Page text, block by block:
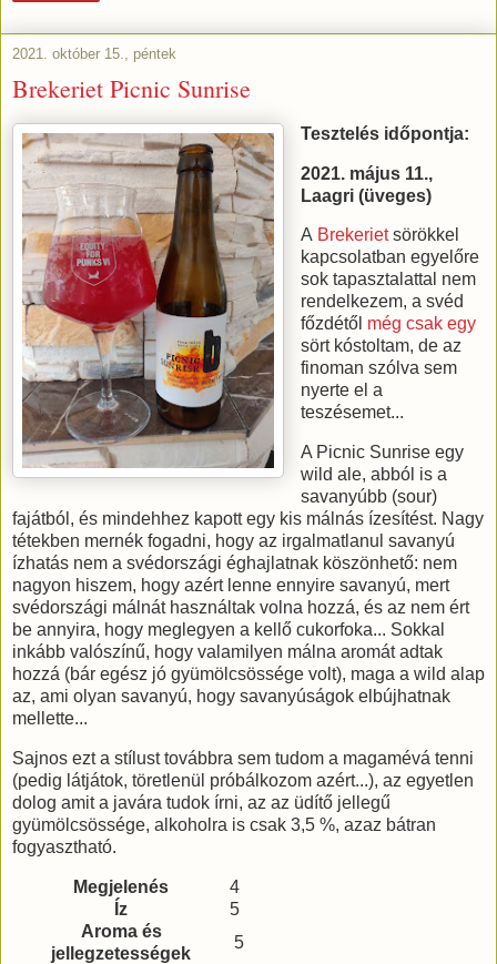
2021. október 15., péntek
Brekeriet Picnic Sunrise
Tesztelés időpontja:
2021. május 11.,
Laagri (üveges)
A Brekerietsörökkel
kapcsolatban egyelőre
sok tapasztalattal nem
rendelkezem, a svéd
főzdétől még csak egy
sört kóstoltam, de az
finoman szólva sem
nyerte el a
teszésemet...
A Picnic Sunrise egy
wild ale, abból is a
savanyúbb (sour)
fajátból, és mindehhez kapott egy kis málnás ízesítést. Nagy
tétekben mernék fogadni, hogy az irgalmatlanul savanyú
ízhatás nem a svédországi éghajlatnak köszönhető: nem
nagyon hiszem, hogy azért lenne ennyire savanyú, mert
svédországi málnát használtak volna hozzá, és az nem ért
be annyira, hogy meglegyen a kellő cukorfoka... Sokkal
inkább valószínű, hogy valamilyen málna aromát adtak
hozzá (bár egész jó gyümölcsössége volt), maga a wild alap
az, ami olyan savanyú, hogy savanyúságok elbújhatnak
mellette...
Sajnos ezt a stílust továbbra sem tudom a magamévá tenni
(pedig látjátok, töretlenül próbálkozom azért...), az egyetlen
dolog amit a javára tudok írni, az az üdítő jellegű
gyümölcsössége, alkoholra is csak 3,5 %, azaz bátran
fogyasztható.
Megjelenés
4
Íz
5
Aroma és
jellegzetességek
5